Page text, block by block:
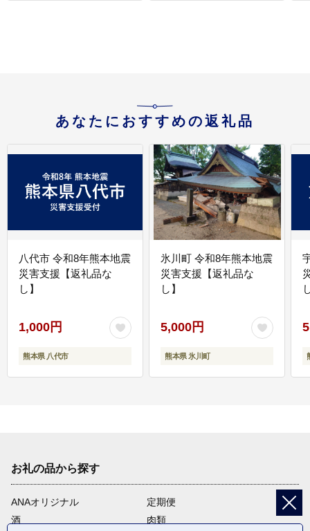
あなたにおすすめの返礼品
八代市 令和8年熊本地震
災害支援【返礼品な
し】
1,000円
熊本県 八代市
氷川町 令和8年熊本地震
災害支援【返礼品な
し】
5,000円
熊本県 氷川町
お礼の品から探す
ANAオリジナル
定期便
酒
肉類